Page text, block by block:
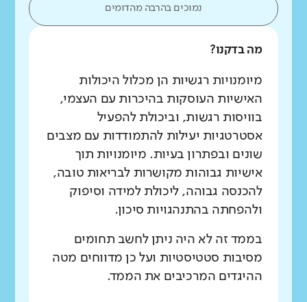
נמוכים בהרבה מהדומים
מה בדקנו?
מיומנויות רגשיות הן מכלול היכולות
האישיות העוסקות בהיכרות עם העצמי,
בוויסות רגשות, וביכולת להפעיל
אסטרטגיות יעילות להתמודדות עם מצבים
שונים ובפתרון בעיות. מיומנויות תוך
אישיות גבוהות מקושרות לבריאות טובה,
להכנסה גבוהה, ליכולת למידה וסיפוק
ולהפחתה בהתנהגויות סיכון.
בממד זה לא היה ניתן לחשב תחומים
מסיבות סטטיסטיות ועל כן מדווחים מטה
ההיגדים המרכיבים את הממד.